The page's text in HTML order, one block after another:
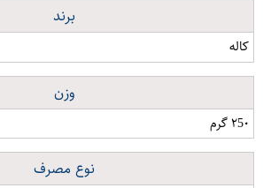
برند
کاله
وزن
۲5۰ گرم
نوع مصرف